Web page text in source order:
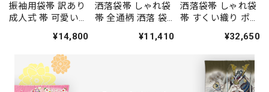
振袖用袋帯 訳あり
成人式 帯 可愛い
ル 礼装 振袖 正絹
結婚式 仕立て上が
り ピンク 444cm
2761
¥14,800
洒落袋帯 しゃれ袋
帯 全通柄 洒落 袋
色無地 紬 434cm
¥11,410
洒落袋帯 しゃれ袋
帯 すくい織り ポイ
紬 451cm 中古 正
¥32,650